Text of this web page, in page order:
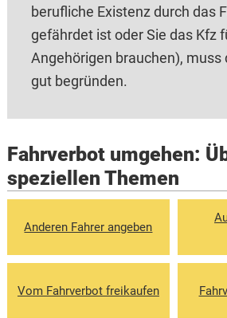
berufliche Existenz durch das
gefährdet ist oder Sie das Kfz
Angehörigen brauchen), muss
gut begründen.
Fahrverbot umgehen:
speziellen Themen
Anderen Fahrer angeben
Vom Fahrverbot freikaufen